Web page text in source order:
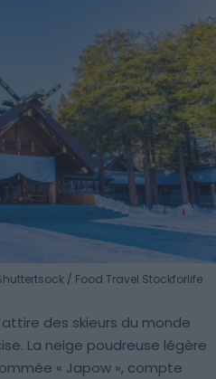
/ Food Travel Stockforlife
des skieurs du monde
La neige poudreuse légère
« Japow », compte